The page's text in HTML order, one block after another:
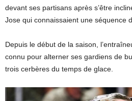
devant ses partisans après s’être
Jose qui connaissaient une séquence
Depuis le début de la saison,
connu pour alterner ses gardiens de
trois cerbères du temps de glace.